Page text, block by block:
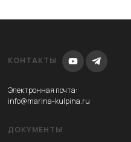
КОНТАКТЫ
Электронная почта:
info@marina-kulpina.ru
ДОКУМЕНТЫ